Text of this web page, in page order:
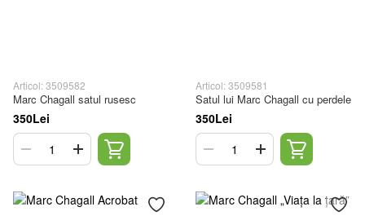
Articol: 3509582
Marc Chagall satul rusesc
350Lei
Articol: 3509581
Satul lui Marc Chagall cu perdele
350Lei